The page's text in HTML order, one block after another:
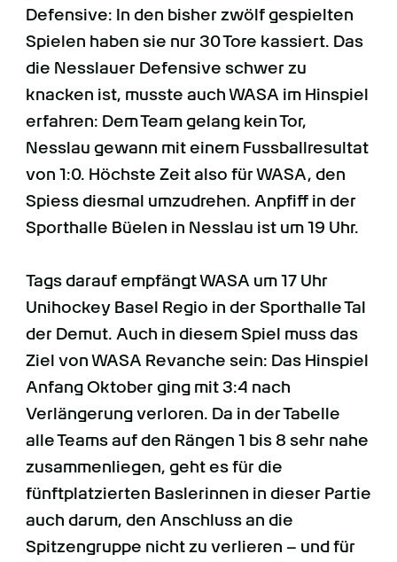
Defensive: In den bisher zwölf gespielten
Spielen haben sie nur 30 Tore kassiert. Das
die Nesslauer Defensive schwer zu
knacken ist, musste auch WASA im Hinspiel
erfahren: Dem Team gelang kein Tor,
Nesslau gewann mit einem Fussballresultat
von 1:0. Höchste Zeit also für WASA, den
Spiess diesmal umzudrehen. Anpfiff in der
Sporthalle Büelen in Nesslau ist um 19 Uhr.
Tags darauf empfängt WASA um 17 Uhr
Unihockey Basel Regio in der Sporthalle Tal
der Demut. Auch in diesem Spiel muss das
Ziel von WASA Revanche sein: Das Hinspiel
Anfang Oktober ging mit 3:4 nach
Verlängerung verloren. Da in der Tabelle
alle Teams auf den Rängen 1 bis 8 sehr nahe
zusammenliegen, geht es für die
fünftplatzierten Baslerinnen in dieser Partie
auch darum, den Anschluss an die
Spitzengruppe nicht zu verlieren – und für